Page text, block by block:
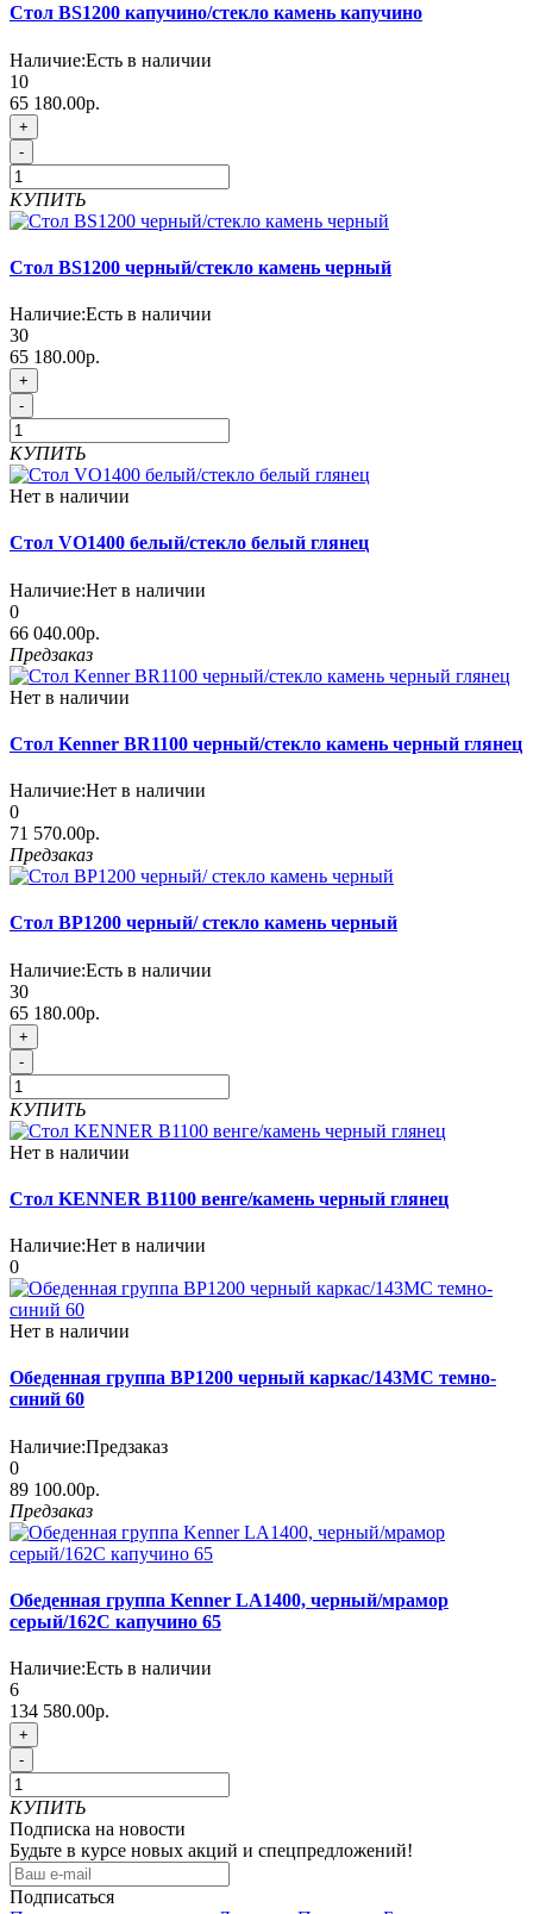
Стол BS1200 капучино/стекло камень капучино
Наличие:Есть в наличии
10
65 180.00р.
+
-
КУПИТЬ
Стол BS1200 черный/стекло камень черный
Наличие:Есть в наличии
30
65 180.00р.
+
-
КУПИТЬ
Нет в наличии
Стол VO1400 белый/стекло белый глянец
Наличие:Нет в наличии
0
66 040.00р.
Предзаказ
Нет в наличии
Стол Kenner BR1100 черный/стекло камень черный глянец
Наличие:Нет в наличии
0
71 570.00р.
Предзаказ
Стол BP1200 черный/ стекло камень черный
Наличие:Есть в наличии
30
65 180.00р.
+
-
КУПИТЬ
Нет в наличии
Стол KENNER B1100 венге/камень черный глянец
Наличие:Нет в наличии
0
Нет в наличии
Обеденная группа BP1200 черный каркас/143МС темно-
синий 60
Наличие:Предзаказ
0
89 100.00р.
Предзаказ
Обеденная группа Kenner LA1400, черный/мрамор
серый/162C капучино 65
Наличие:Есть в наличии
6
134 580.00р.
+
-
КУПИТЬ
Подписка на новости
Будьте в курсе новых акций и спецпредложений!
Подписаться